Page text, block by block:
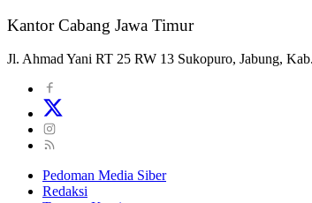
Kantor Cabang Jawa Timur
Jl. Ahmad Yani RT 25 RW 13 Sukopuro, Jabung,
Pedoman Media Siber
Redaksi